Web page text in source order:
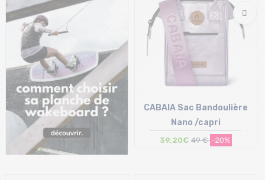
CABAIA Sac Bandoulière
Nano /capri
39,20€ 49 € -20%